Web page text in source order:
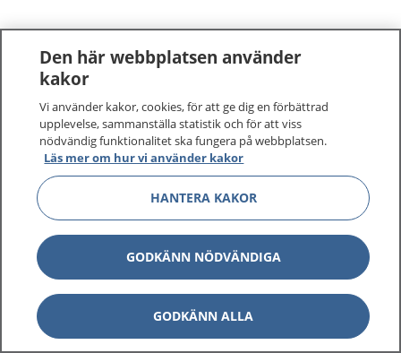
Den här webbplatsen använder
kakor
Vi använder kakor, cookies, för att ge dig en förbättrad
upplevelse, sammanställa statistik och för att viss
nödvändig funktionalitet ska fungera på webbplatsen.
Läs mer om hur vi använder kakor
HANTERA KAKOR
GODKÄNN NÖDVÄNDIGA
GODKÄNN ALLA